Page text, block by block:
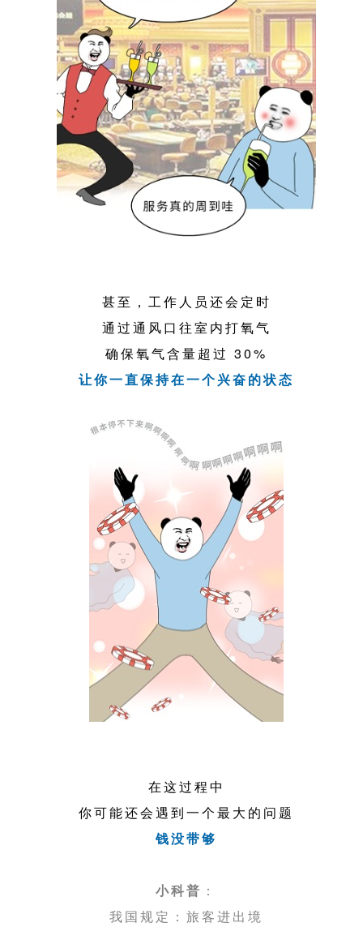
甚至，工作人员还会定时
通过通风口往室内打氧气
确保氧气含量超过 30%
让你一直保持在一个兴奋的状态
在这过程中
你可能还会遇到一个最大的问题
钱没带够
小科普 ：
我国规定：旅客进出境